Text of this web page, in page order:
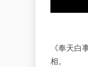
《奉天
相。